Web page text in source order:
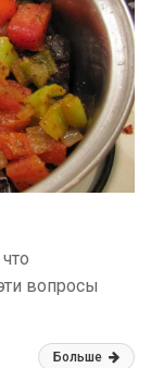
вопросы
Больше